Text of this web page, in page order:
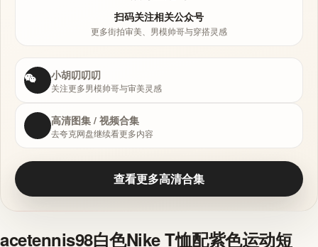
扫码关注相关公众号
更多街拍审美、男模帅哥与穿搭灵感
小胡叨叨叨
关注更多男模帅哥与审美灵感
高清图集 / 视频合集
去夸克网盘继续看更多内容
查看更多高清合集
acetennis98白色Nike T恤配紫色运动短